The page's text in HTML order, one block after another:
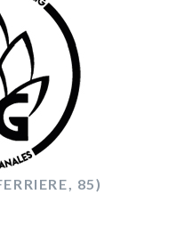
85)